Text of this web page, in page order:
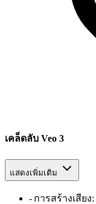
เคล็ดลับ Veo 3
แสดงเพิ่มเติม
- การสร้างเสียง: